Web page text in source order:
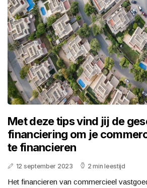
Met deze tips vind jij de
financiering om je
te financieren
12 september 2023 2 min leestijd
Het financieren van commercieel